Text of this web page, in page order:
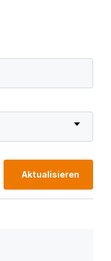
Aktualisieren